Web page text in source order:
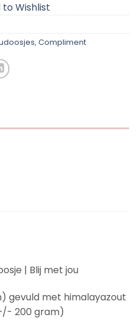
to Wishlist
, Compliment
| Blij met jou
gevuld met himalayazout
200 gram)